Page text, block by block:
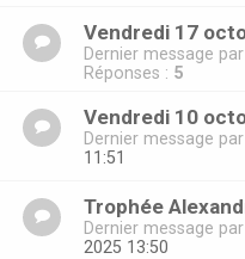
Vendredi 17
Dernier message par
Réponses : 5
Vendredi 10
Dernier message par
11:51
Trophée
Dernier message par
2025 13:50